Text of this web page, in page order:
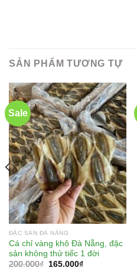
SẢN PHẨM TƯƠNG TỰ
Sale
ĐẶC SẢN ĐÀ NẴNG
Cá chỉ vàng khô Đà Nẵng, đặc
sản không thử tiếc 1 đời
200.000₫ 165.000₫